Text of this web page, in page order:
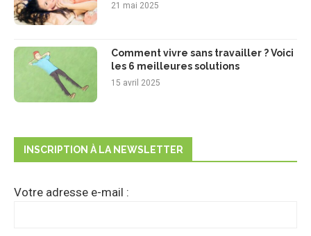
21 mai 2025
Comment vivre sans travailler ? Voici
les 6 meilleures solutions
15 avril 2025
INSCRIPTION À LA NEWSLETTER
Votre adresse e-mail :